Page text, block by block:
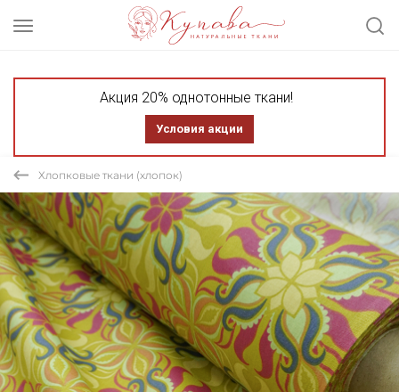
Акция 20% однотонные ткани!
Условия акции
Хлопковые ткани (хлопок)